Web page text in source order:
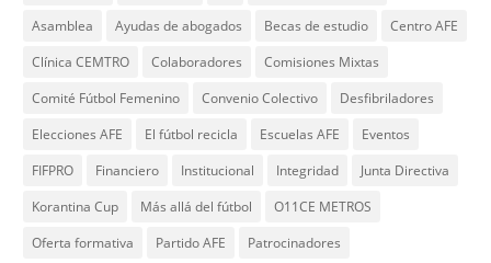
Asamblea
Ayudas de abogados Becas de estudio
Centro AFE
Clínica CEMTRO
Colaboradores
Comisiones Mixtas
Comité Fútbol Femenino
Convenio Colectivo
Desfibriladores
Elecciones AFE
El fútbol recicla Escuelas AFE
Eventos
FIFPRO
Financiero Institucional Integridad
Junta Directiva
Korantina Cup
Más allá del fútbol
O11CE METROS
Oferta formativa
Partido AFE
Patrocinadores